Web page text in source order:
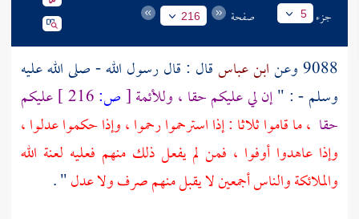
جزء 5 صفحة 216
9088 وعن ابن عباسقال : قال رسول الله - صلى الله عليه
وسلم - : "إن لي عليكم حقا ، وللأئمة[ص:
عليكم
حقا ، ما قاموا ثلاثا : إذا استرحموا رحموا ، وإذا حكموا عدلوا ،
وإذا عاهدوا أوفوا ، فمن لم يفعل ذلك منهم فعليه لعنة الله
والملائكة والناس أجمعين لا يقبل منهم صرف ولا عدل" .